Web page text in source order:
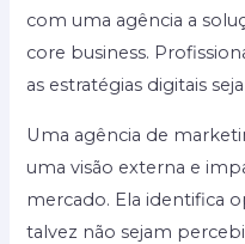
com uma agência a
core business.
as estratégias digitais
Uma agência de
uma visão externa e
mercado. Ela identifica
talvez não sejam